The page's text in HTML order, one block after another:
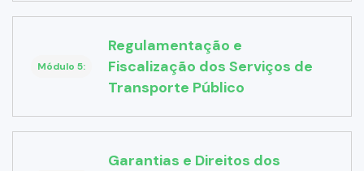
Módulo 5:
Regulamentação e
Fiscalização dos Serviços de
Transporte Público
Garantias e Direitos dos